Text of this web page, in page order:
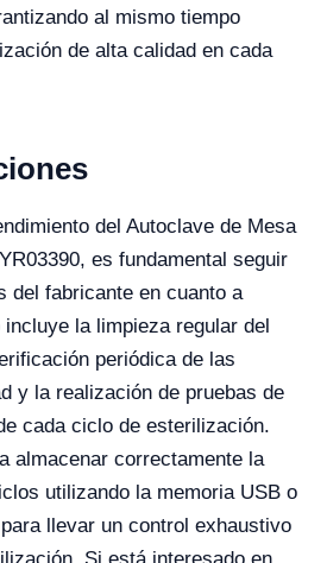
al mismo tiempo
de alta calidad en cada
del Autoclave de Mesa
es fundamental seguir
del fabricante en cuanto a
la limpieza regular del
periódica de las
y la realización de pruebas de
cada ciclo de esterilización.
almacenar correctamente la
utilizando la memoria USB o
llevar un control exhaustivo